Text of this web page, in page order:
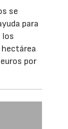
se
para
los
por